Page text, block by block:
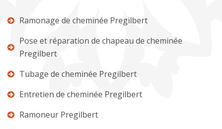
Ramonage de cheminée Pregilbert
Pose et réparation de chapeau de cheminée
Pregilbert
Tubage de cheminée Pregilbert
Entretien de cheminée Pregilbert
Ramoneur Pregilbert